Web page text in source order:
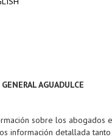
AGUADULCE
sobre los abogados
información detallada tanto